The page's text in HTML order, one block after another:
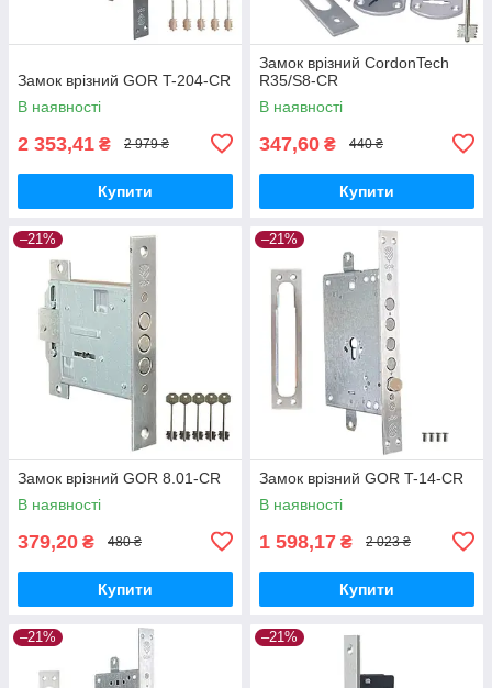
Замок врізний GOR T-204-CR
В наявності
2 353,41 ₴ 2 979 ₴
Купити
Замок врізний CordonTech
R35/S8-CR
В наявності
347,60 ₴ 440 ₴
Купити
–21%
Замок врізний GOR 8.01-CR
В наявності
379,20 ₴ 480 ₴
Купити
–21%
Замок врізний GOR T-14-CR
В наявності
1 598,17 ₴ 2 023 ₴
Купити
–21% –21%